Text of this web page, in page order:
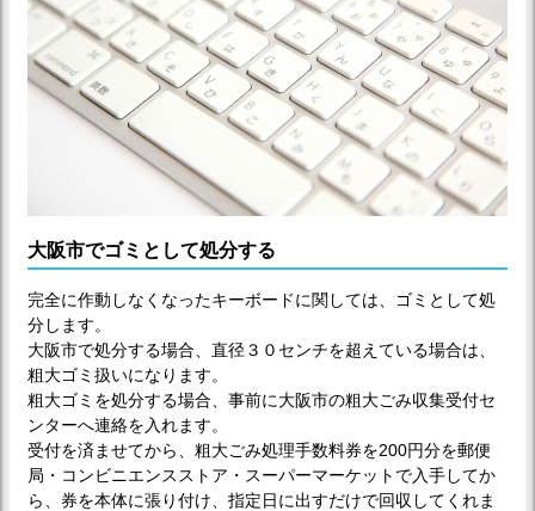
大阪市でゴミとして処分する
完全に作動しなくなったキーボードに関しては、ゴミとして処
分します。
大阪市で処分する場合、直径３０センチを超えている場合は、
粗大ゴミ扱いになります。
粗大ゴミを処分する場合、事前に大阪市の粗大ごみ収集受付セ
ンターへ連絡を入れます。
受付を済ませてから、粗大ごみ処理手数料券を200円分を郵便
局・コンビニエンスストア・スーパーマーケットで入手してか
ら、券を本体に張り付け、指定日に出すだけで回収してくれま